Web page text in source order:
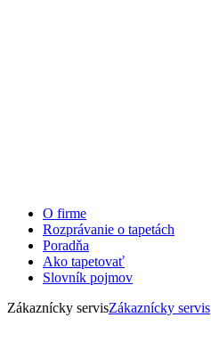
O firme
Rozprávanie o tapetách
Poradňa
Ako tapetovať
Slovník pojmov
Zákaznícky servisZákaznícky servis